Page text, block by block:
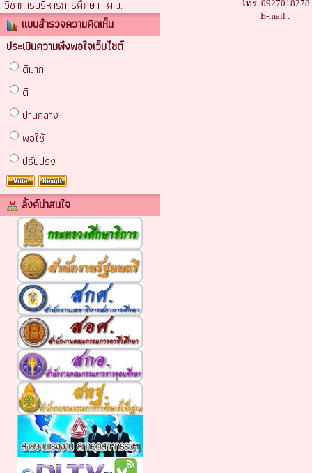
วิชาการบริหารการศึกษา (ค.ม.)
แบบสำรวจความคิดเห็น
ประเมินความพึงพอใจเว็บไซต์
ดีมาก
ดี
ปานกลาง
พอใช้
ปรับปรง
ลิ้งค์น่าสนใจ
โทร. 0927018278
E-mail :